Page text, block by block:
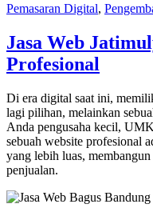
Pemasaran Digital,
Jasa Web
Profesional
Di era digital saat ini,
lagi pilihan, melainkan
Anda pengusaha kecil,
sebuah website profesional
yang lebih luas,
penjualan.